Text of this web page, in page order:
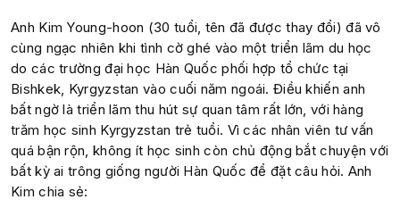
Anh Kim Young-hoon (30 tuổi, tên đã được thay đổi) đã vô
cùng ngạc nhiên khi tình cờ ghé vào một triển lãm du học
do các trường đại học Hàn Quốc phối hợp tổ chức tại
Bishkek, Kyrgyzstan vào cuối năm ngoái. Điều khiến anh
bất ngờ là triển lãm thu hút sự quan tâm rất lớn, với hàng
trăm học sinh Kyrgyzstan trẻ tuổi. Vì các nhân viên tư vấn
quá bận rộn, không ít học sinh còn chủ động bắt chuyện với
bất kỳ ai trông giống người Hàn Quốc để đặt câu hỏi. Anh
Kim chia sẻ: